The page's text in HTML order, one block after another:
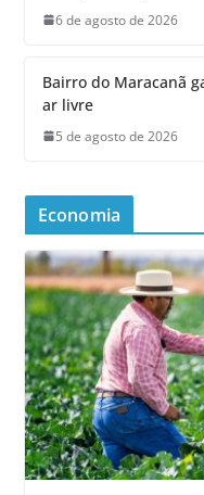
6 de agosto de 2026
Bairro do Maracanã
ar livre
5 de agosto de 2026
Economia